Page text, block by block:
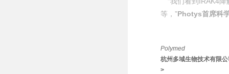
等，”Photys首席科
Polymed
杭州多域生物技术有限
>